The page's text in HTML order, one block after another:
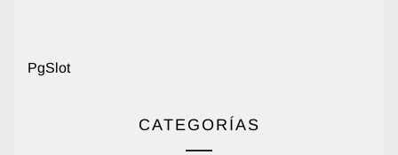
PgSlot
CATEGORÍAS